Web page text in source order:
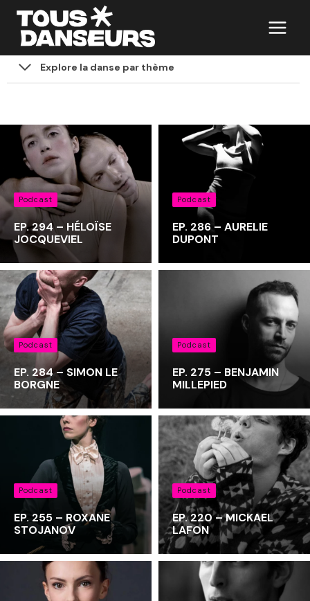
Aller
contenu
Explore la danse par thème
Podcast
EP. 294 – HÉLOÏSE
JOCQUEVIEL
Podcast
EP. 286 – AURELIE
DUPONT
Podcast
EP. 284 – SIMON LE
BORGNE
Podcast
EP. 275 – BENJAMIN
MILLEPIED
Podcast
EP. 255 – ROXANE
STOJANOV
Podcast
EP. 220 – MICKAEL
LAFON